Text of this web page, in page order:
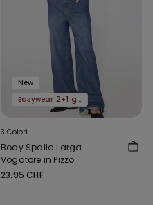
New
Easywear 2+1 gratis
3 Colori
Body Spalla Larga
Vogatore in Pizzo
23.95 CHF